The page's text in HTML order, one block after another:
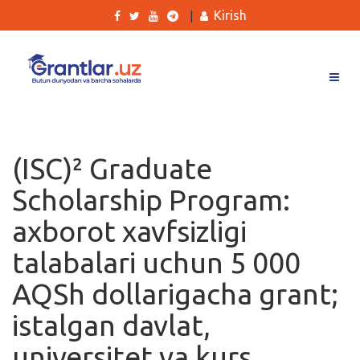
Ishlar
Kurslar
Blog
Yana
Qidirish
Kirish
(ISC)² Graduate
Scholarship Program:
axborot xavfsizligi
talabalari uchun 5 000
AQSh dollarigacha grant;
istalgan davlat,